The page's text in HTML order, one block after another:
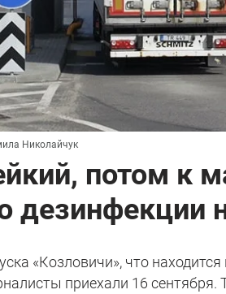
Николайчук
потом к
дезинфекции
«Козловичи», что
приехали 16